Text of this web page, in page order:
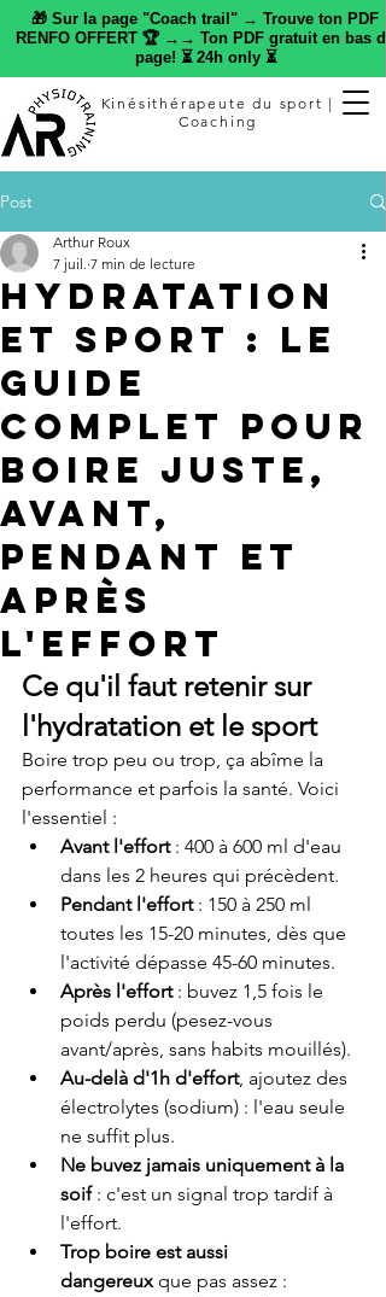
🎁 Sur la page "Coach trail" → Trouve ton PDF
RENFO OFFERT 🏆 →→ Ton PDF gratuit en bas de
page! ⏳ 24h only ⏳
Kinésithérapeute du sport |
Coaching
Post
Hydratation
et sport : le
guide
complet pour
boire juste,
avant,
pendant et
après
l'effort
Arthur Roux
7 juil. 7 min de lecture
Ce qu'il faut retenir sur
l'hydratation et le sport
Boire trop peu ou trop, ça abîme la
performance et parfois la santé. Voici
l'essentiel :
Avant l'effort : 400 à 600 ml d'eau
dans les 2 heures qui précèdent.
Pendant l'effort : 150 à 250 ml
toutes les 15-20 minutes, dès que
l'activité dépasse 45-60 minutes.
Après l'effort : buvez 1,5 fois le
poids perdu (pesez-vous
avant/après, sans habits mouillés).
Au-delà d'1h d'effort, ajoutez des
électrolytes (sodium) : l'eau seule
ne suffit plus.
Ne buvez jamais uniquement à la
soif : c'est un signal trop tardif à
l'effort.
Trop boire est aussi
dangereux que pas assez :